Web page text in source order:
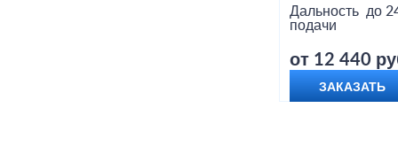
Дальность
подачи
до
от 12 440
ЗАКАЗАТЬ